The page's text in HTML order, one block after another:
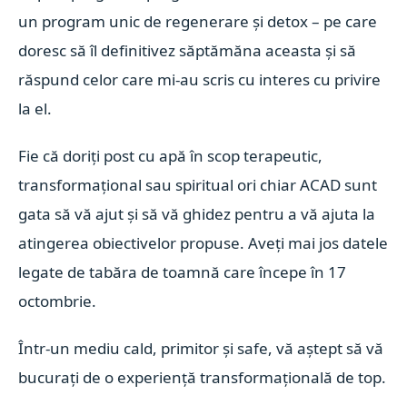
un program unic de regenerare și detox – pe care
doresc să îl definitivez săptămăna aceasta și să
răspund celor care mi-au scris cu interes cu privire
la el.
Fie că doriți post cu apă în scop terapeutic,
transformațional sau spiritual ori chiar ACAD sunt
gata să vă ajut și să vă ghidez pentru a vă ajuta la
atingerea obiectivelor propuse. Aveți mai jos datele
legate de tabăra de toamnă care începe în 17
octombrie.
Într-un mediu cald, primitor și safe, vă aștept să vă
bucurați de o experiență transformațională de top.